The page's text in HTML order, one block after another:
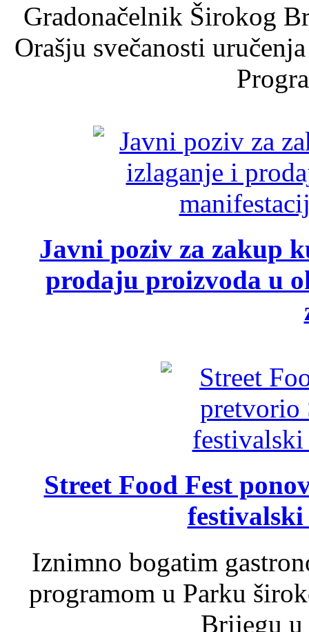
Gradonačelnik Širokog
Orašju svečanosti
Javni poziv za zakup
prodaju proizvoda u
Street Food Fest
Iznimno bogatim
programom u Parku
Brijegu u